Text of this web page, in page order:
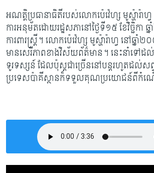
អណត្តិប្រធានាធិតីរបស់លោកប៉េវ៉េហ្ស មូស្ហ៉ារ៉ាហ្
ការអនុម័តដោយ​រដ្ឋ​សភា​​​នៅថ្ងៃទី១៥ ខែវិច្ឆិកា ឆ្
ការពារ​ស្រ្តី។ លោកប៉េវ៉េហ្ស មូស្ហ៉ារ៉ាហ្វ នៅ​ឆ្នាំ​
មានសេរីភាព​ខាងវិស័យព័ត៌មាន។ នេះនាំទៅដល់
ទូរទស្សន៍ ដែលប៉ុស្តជាច្រើននៅបន្តរហូតដល់សព្
ប្រទេសប៉ាគីស្ថានក៏​ទទួល​​គុណ​ប្រយោជន៍ពីកំណើ